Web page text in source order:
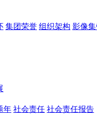
集团荣誉 组织架构 影像
年 社会责任 社会责任报告